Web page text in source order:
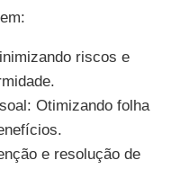
riscos e
Otimizando folha
e resolução de